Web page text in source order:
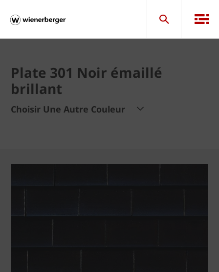
Plate 301 Noir émaillé
brillant
Choisir Une Autre Couleur